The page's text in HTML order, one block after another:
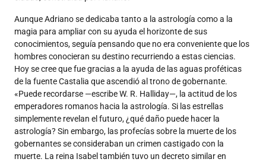
Aunque Adriano se dedicaba tanto a la astrología como a la
magia para ampliar con su ayuda el horizonte de sus
conocimientos, seguía pensando que no era conveniente que los
hombres conocieran su destino recurriendo a estas ciencias.
Hoy se cree que fue gracias a la ayuda de las aguas proféticas
de la fuente Castalia que ascendió al trono de gobernante.
«Puede recordarse —escribe W. R. Halliday—, la actitud de los
emperadores romanos hacia la astrología. Si las estrellas
simplemente revelan el futuro, ¿qué daño puede hacer la
astrología? Sin embargo, las profecías sobre la muerte de los
gobernantes se consideraban un crimen castigado con la
muerte. La reina Isabel también tuvo un decreto similar en